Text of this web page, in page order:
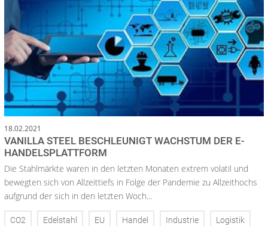
18.02.2021
VANILLA STEEL BESCHLEUNIGT WACHSTUM DER E-
HANDELSPLATTFORM
Die Stahlmärkte waren in den letzten Monaten extrem volatil und
bewegten sich von Allzeittiefs in Folge der Pandemie zu Allzeithochs
aufgrund der sich in den letzten Woch...
CO2 Edelstahl EU Handel Industrie Logistik